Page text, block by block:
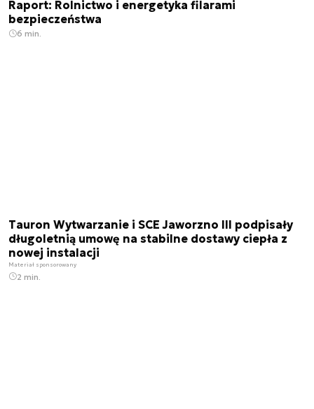
Raport: Rolnictwo i energetyka filarami
bezpieczeństwa
6 min.
Tauron Wytwarzanie i SCE Jaworzno III podpisały
długoletnią umowę na stabilne dostawy ciepła z
nowej instalacji
Materiał sponsorowany
2 min.